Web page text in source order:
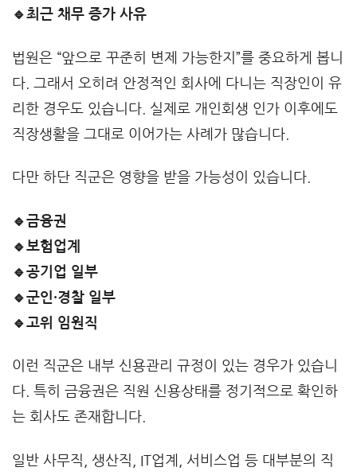
🔹최근 채무 증가 사유
법원은 “앞으로 꾸준히 변제 가능한지”를 중요하게 봅니
다. 그래서 오히려 안정적인 회사에 다니는 직장인이 유
리한 경우도 있습니다. 실제로 개인회생 인가 이후에도
직장생활을 그대로 이어가는 사례가 많습니다.
다만 하단 직군은 영향을 받을 가능성이 있습니다.
🔹금융권
🔹보험업계
🔹공기업 일부
🔹군인·경찰 일부
🔹고위 임원직
이런 직군은 내부 신용관리 규정이 있는 경우가 있습니
다. 특히 금융권은 직원 신용상태를 정기적으로 확인하
는 회사도 존재합니다.
일반 사무직, 생산직, IT업계, 서비스업 등 대부분의 직